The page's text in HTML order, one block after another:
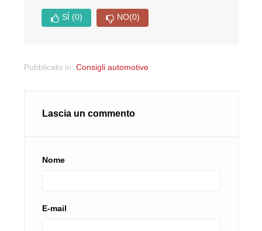
SÌ (0) NO(0)
Pubblicato in: Consigli automotive
Lascia un commento
Nome
E-mail